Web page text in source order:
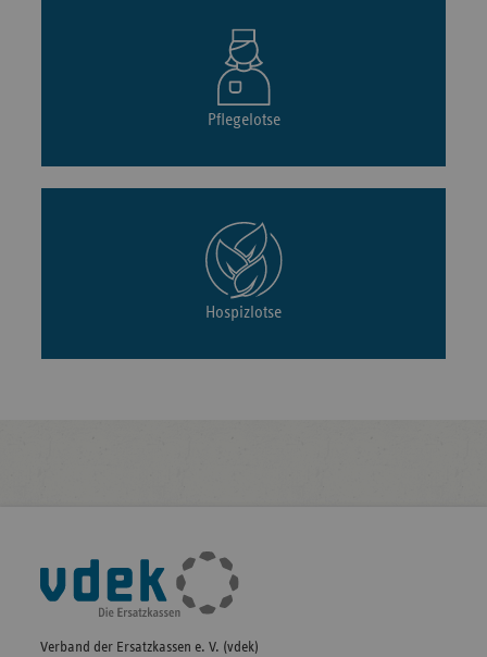
Pflegelotse
Hospizlotse
Fußleisten-
Navigation
Verband der Ersatzkassen e. V. (vdek)